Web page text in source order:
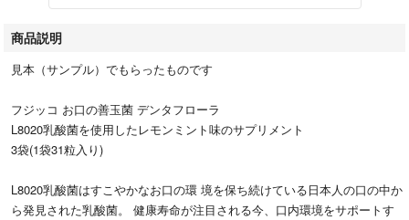
商品説明
見本（サンプル）でもらったものです
フジッコ お口の善玉菌 デンタフローラ
L8020乳酸菌を使用したレモンミント味のサプリメント
3袋(1袋31粒入り)
L8020乳酸菌はすこやかなお口の環 境を保ち続けている日本人の口の中か
ら発見された乳酸菌。 健康寿命が注目される今、口内環境をサポートす